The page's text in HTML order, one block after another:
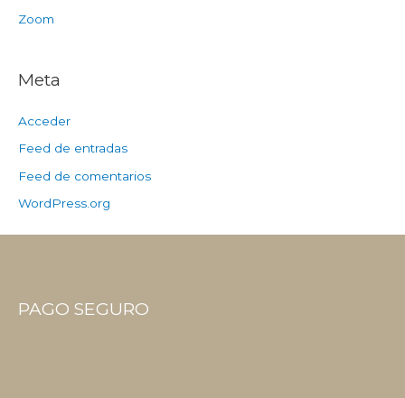
Zoom
Meta
Acceder
Feed de entradas
Feed de comentarios
WordPress.org
PAGO SEGURO